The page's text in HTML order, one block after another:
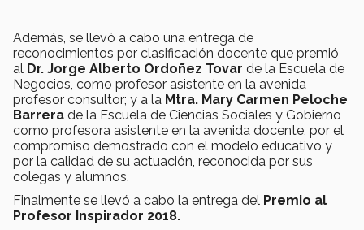
Además, se llevó a cabo una entrega de
reconocimientos por clasificación docente que premió
al Dr. Jorge Alberto Ordoñez Tovar de la Escuela de
Negocios, como profesor asistente en la avenida
profesor consultor; y a la Mtra. Mary Carmen Peloche
Barrera de la Escuela de Ciencias Sociales y Gobierno
como profesora asistente en la avenida docente, por el
compromiso demostrado con el modelo educativo y
por la calidad de su actuación, reconocida por sus
colegas y alumnos.
Finalmente se llevó a cabo la entrega del Premio al
Profesor Inspirador 2018.